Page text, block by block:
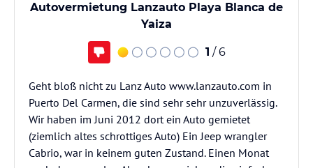
Autovermietung Lanzauto Playa Blanca de
Yaiza
1 / 6
Geht bloß nicht zu Lanz Auto www.lanzauto.com in
Puerto Del Carmen, die sind sehr sehr unzuverlässig.
Wir haben im Juni 2012 dort ein Auto gemietet
(ziemlich altes schrottiges Auto) Ein Jeep wrangler
Cabrio, war in keinem guten Zustand. Einen Monat